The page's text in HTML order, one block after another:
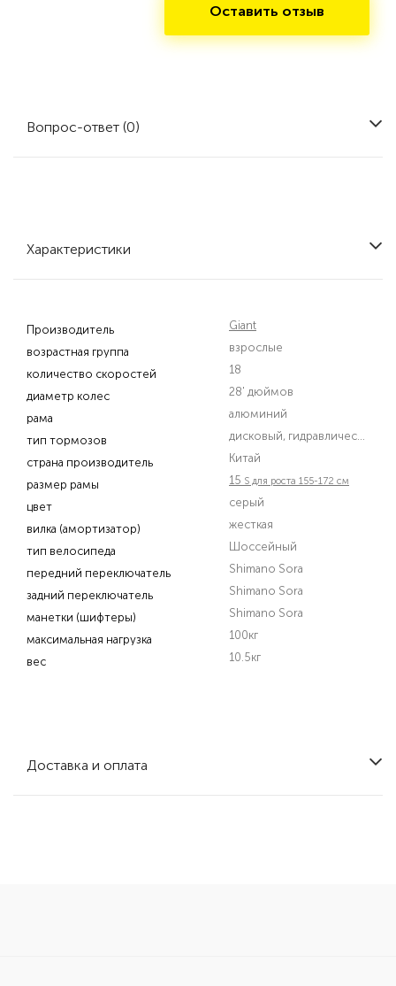
Оставить отзыв
Вопрос-ответ (0)
Характеристики
Производитель
Giant
возрастная группа
взрослые
количество скоростей
18
диаметр колес
28' дюймов
рама
алюминий
тип тормозов
дисковый, гидравлический
страна производитель
Китай
размер рамы
15 S для роста 155-172 см
цвет
серый
вилка (амортизатор)
жесткая
тип велосипеда
Шоссейный
передний переключатель
Shimano Sora
задний переключатель
Shimano Sora
манетки (шифтеры)
Shimano Sora
максимальная нагрузка
100кг
вес
10.5кг
Доставка и оплата